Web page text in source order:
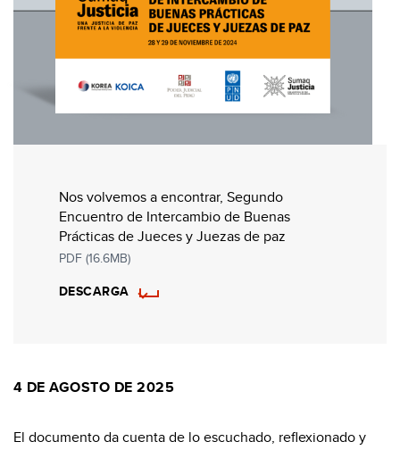
Nos volvemos a encontrar, Segundo
Encuentro de Intercambio de Buenas
Prácticas de Jueces y Juezas de paz
PDF (16.6MB)
DESCARGA
4 DE AGOSTO DE 2025
El documento da cuenta de lo escuchado, reflexionado y